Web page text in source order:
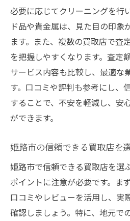
必要に応じてクリーニングを行
ド品や貴金属は、見た目の印象
ます。また、複数の買取店で査
を把握しやすくなります。査定
サービス内容も比較し、最適な
す。口コミや評判も参考にし、
することで、不安を軽減し、安
ができます。
姫路市の信頼できる買取店を
姫路市で信頼できる買取店を選
ポイントに注意が必要です。ま
口コミやレビューを活用し、実
確認しましょう。特に、地元で